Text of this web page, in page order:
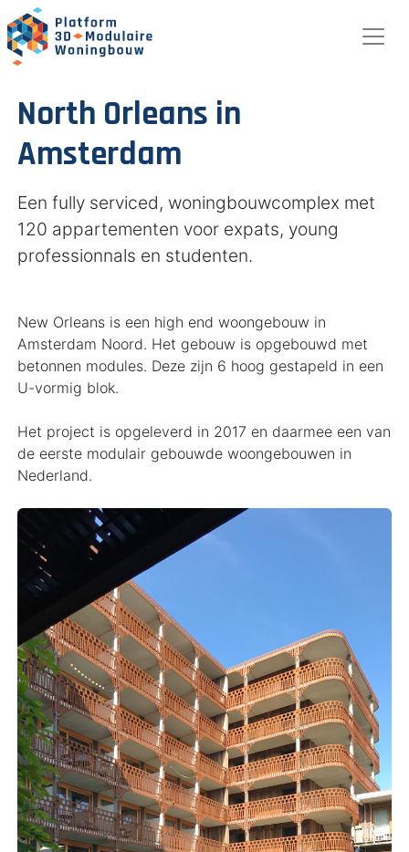
North Orleans in
Amsterdam
Een fully serviced, woningbouwcomplex met
120 appartementen voor expats, young
professionnals en studenten.
New Orleans is een high end woongebouw in
Amsterdam Noord. Het gebouw is opgebouwd met
betonnen modules. Deze zijn 6 hoog gestapeld in een
U-vormig blok.
Het project is opgeleverd in 2017 en daarmee een van
de eerste modulair gebouwde woongebouwen in
Nederland.